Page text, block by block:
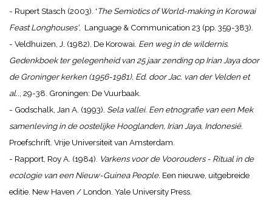
- Rupert Stasch (2003). 'The Semiotics of World-making in Korowai
Feast Longhouses', Language & Communication 23 (pp. 359-383).
- Veldhuizen, J. (1982). De Korowai. Een weg in de wildernis.
Gedenkboek ter gelegenheid van 25 jaar zending op Irian Jaya door
de Groninger kerken (1956-1981), Ed. door Jac. van der Velden et
al. ., 29-38. Groningen: De Vuurbaak.
- Godschalk, Jan A. (1993). Sela vallei. Een etnografie van een Mek
samenleving in de oostelijke Hooglanden, Irian Jaya, Indonesië.
Proefschrift. Vrije Universiteit van Amsterdam.
- Rapport, Roy A. (1984). Varkens voor de Voorouders - Ritual in de
ecologie van een Nieuw-Guinea People. Een nieuwe, uitgebreide
editie. New Haven / London. Yale University Press.